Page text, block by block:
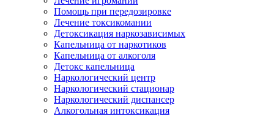
Помощь при передозировке
Лечение токсикомании
Детоксикация наркозависимых
Капельница от наркотиков
Капельница от алкоголя
Детокс капельница
Наркологический центр
Наркологический стационар
Наркологический диспансер
Алкогольная интоксикация